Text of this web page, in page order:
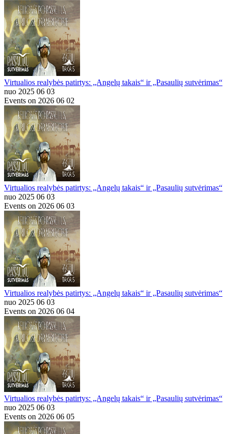
Virtualios realybės patirtys: „Angelų takais“ ir „Pasaulių sutvėrimas“
nuo 2025 06 03
Events on 2026 06 02
Virtualios realybės patirtys: „Angelų takais“ ir „Pasaulių sutvėrimas“
nuo 2025 06 03
Events on 2026 06 03
Virtualios realybės patirtys: „Angelų takais“ ir „Pasaulių sutvėrimas“
nuo 2025 06 03
Events on 2026 06 04
Virtualios realybės patirtys: „Angelų takais“ ir „Pasaulių sutvėrimas“
nuo 2025 06 03
Events on 2026 06 05